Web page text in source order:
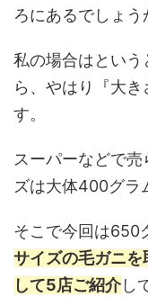
ろにあるでしょう
私の場合はとい
ら、やはり『大
す。
スーパーなどで
ズは大体400グラ
そこで今回は650
サイズの毛ガニ
して5店ご紹介し